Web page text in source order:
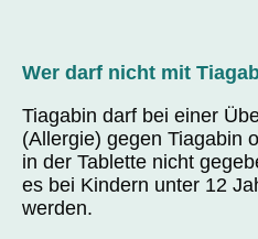
Wer darf nicht mit
Tiagabin darf bei einer
(Allergie) gegen Tiagabin
in der Tablette nicht
es bei Kindern unter 12
werden.